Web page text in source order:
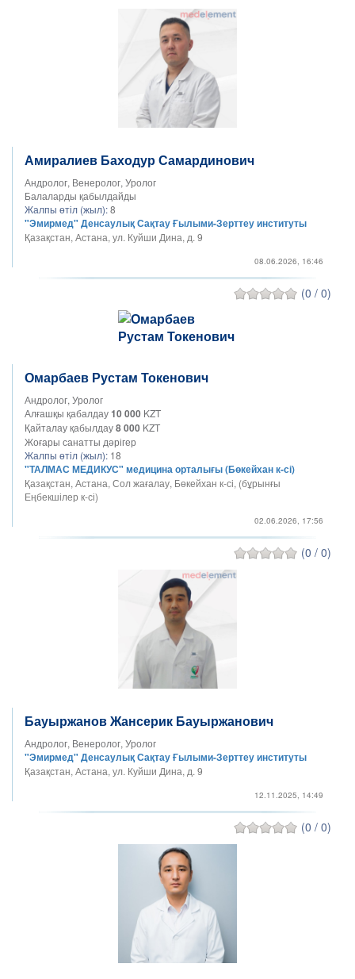
Амиралиев Баходур Самардинович
Андролог, Венеролог, Уролог
Балаларды қабылдайды
Жалпы өтіл (жыл):8
"Эмирмед" Денсаулық Сақтау Ғылыми-Зерттеу институты
Қазақстан, Астана, ул. Куйши Дина, д. 9
08.06.2026, 16:46
(0 / 0)
Омарбаев Рустам Токенович
Андролог, Уролог
Алғашқы қабалдау10 000 KZT
Қайталау қабылдау8 000 KZT
Жоғары санатты дәрігер
Жалпы өтіл (жыл): 18
"ТАЛМАС МЕДИКУС" медицина орталығы (Бөкейхан к-сі)
Қазақстан, Астана, Сол жағалау, Бөкейхан к-сі, (бұрынғы
Еңбекшілер к-сі)
02.06.2026, 17:56
(0 / 0)
Бауыржанов Жансерик Бауыржанович
Андролог, Венеролог, Уролог
"Эмирмед" Денсаулық Сақтау Ғылыми-Зерттеу институты
Қазақстан, Астана, ул. Куйши Дина, д. 9
12.11.2025, 14:49
(0 / 0)